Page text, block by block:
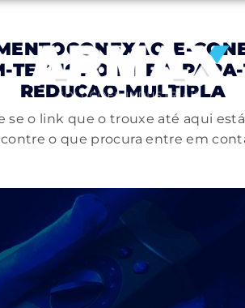
E-
REDUCAO-MULTIPLA
se o link que o trouxe até aqui
o que procura entre em